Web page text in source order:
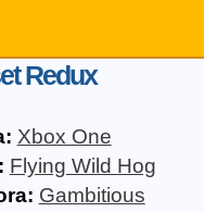
Redux
Xbox One
Flying Wild Hog
Gambitious